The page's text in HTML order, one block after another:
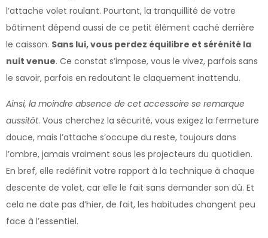
l’attache volet roulant. Pourtant, la tranquillité de votre
bâtiment dépend aussi de ce petit élément caché derrière
le caisson. Sans lui, vous perdez équilibre et sérénité la
nuit venue. Ce constat s’impose, vous le vivez, parfois sans
le savoir, parfois en redoutant le claquement inattendu.
Ainsi, la moindre absence de cet accessoire se remarque
aussitôt. Vous cherchez la sécurité, vous exigez la fermeture
douce, mais l’attache s’occupe du reste, toujours dans
l’ombre, jamais vraiment sous les projecteurs du quotidien.
En bref, elle redéfinit votre rapport à la technique à chaque
descente de volet, car elle le fait sans demander son dû. Et
cela ne date pas d’hier, de fait, les habitudes changent peu
face à l’essentiel.